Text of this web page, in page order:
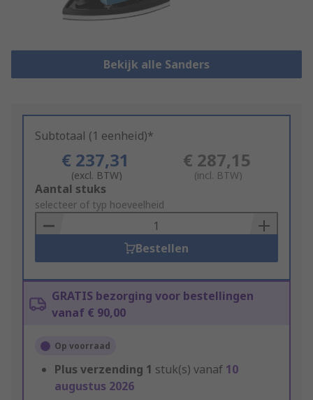
Bekijk alle Sanders
Subtotaal (1 eenheid)*
€ 237,31
(excl. BTW)
€ 287,15
(incl. BTW)
Add
to
Basket
Aantal stuks
selecteer of typ hoeveelheid
Bestellen
GRATIS bezorging voor bestellingen
vanaf € 90,00
Op voorraad
Plus verzending 1 stuk(s) vanaf 10
augustus 2026